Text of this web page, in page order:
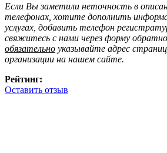
Если Вы заметили неточность в
телефонах, хотите дополнить
услугах, добавить телефон
свяжитесь с нами через форму
обязательно указывайте адрес
организации на нашем сайте.
Рейтинг:
Оставить отзыв